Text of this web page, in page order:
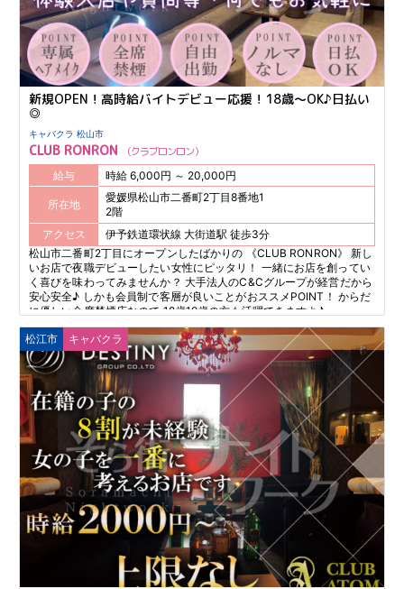
新規OPEN！高時給バイトデビュー応援！18歳～OK♪日払い
◎
キャバクラ 松山市
CLUB RONRON クラブロンロン
給与 時給 6,000円 ～ 20,000円
所在地
愛媛県松山市二番町2丁目8番地1
2階
アクセス
伊予鉄道環状線 大街道駅 徒歩3分
松山市二番町2丁目にオープンしたばかりの 《CLUB RONRON》 新し
いお店で夜職デビューしたい女性にピッタリ！ 一緒にお店を創ってい
く喜びを味わってみませんか？ 大手法人のC&Cグループが経営だから
安心安全♪ しかも会員制で客層が良いことがおススメPOINT！ からだ
に優しい全席禁煙店なので 18歳19歳の方も活躍できますよ♪
松江市 キャバクラ